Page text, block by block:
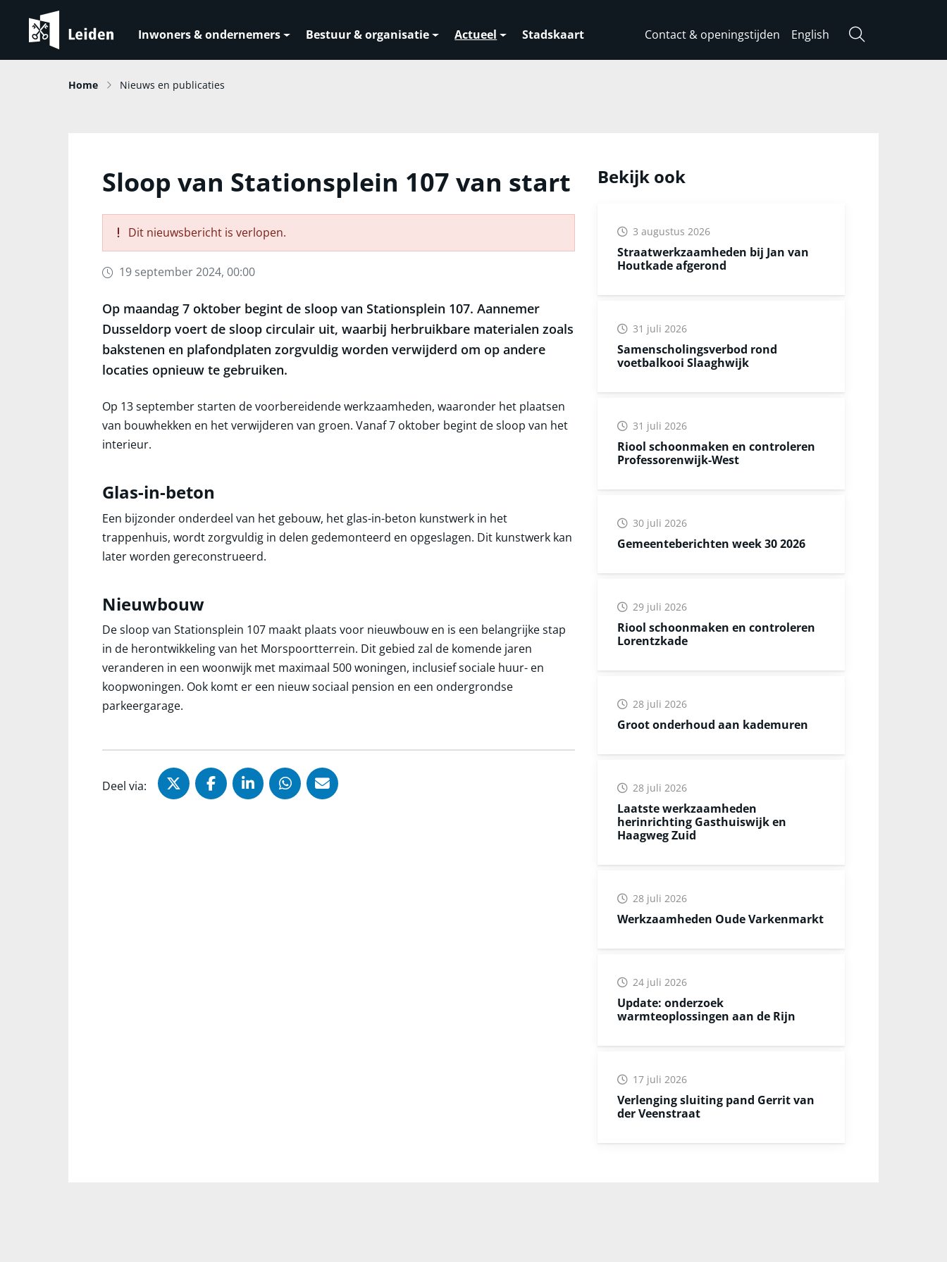
Inwoners & ondernemers Bestuur & organisatie Actueel Stadskaart Contact & openingstijden English Zoeken
Home Nieuws en publicaties
Sloop van Stationsplein 107 van start
Dit nieuwsbericht is verlopen.
19 september 2024, 00:00
Op maandag 7 oktober begint de sloop van Stationsplein 107. Aannemer
Dusseldorp voert de sloop circulair uit, waarbij herbruikbare materialen zoals
bakstenen en plafondplaten zorgvuldig worden verwijderd om op andere
locaties opnieuw te gebruiken.
Op 13 september starten de voorbereidende werkzaamheden, waaronder het plaatsen
van bouwhekken en het verwijderen van groen. Vanaf 7 oktober begint de sloop van het
interieur.
Glas-in-beton
Een bijzonder onderdeel van het gebouw, het glas-in-beton kunstwerk in het
trappenhuis, wordt zorgvuldig in delen gedemonteerd en opgeslagen. Dit kunstwerk kan
later worden gereconstrueerd.
Nieuwbouw
De sloop van Stationsplein 107 maakt plaats voor nieuwbouw en is een belangrijke stap
in de herontwikkeling van het Morspoortterrein. Dit gebied zal de komende jaren
veranderen in een woonwijk met maximaal 500 woningen, inclusief sociale huur- en
koopwoningen. Ook komt er een nieuw sociaal pension en een ondergrondse
parkeergarage.
Deel via: Deel via X (Twitter), opent in nieuw tabblad
Deel via Facebook, opent in nieuw tabblad
Deel via LinkedIn, opent in nieuw tabblad
Deel via WhatsApp, opent in nieuw tabblad
Deel via Mail, opent in nieuw tabblad
Bekijk ook
Straatwerkzaamheden bij Jan van
Houtkade afgerond
3 augustus 2026
Samenscholingsverbod rond
voetbalkooi Slaaghwijk
31 juli 2026
Riool schoonmaken en controleren
Professorenwijk-West
31 juli 2026
Gemeenteberichten week 30 2026
30 juli 2026
Riool schoonmaken en controleren
Lorentzkade
29 juli 2026
Groot onderhoud aan kademuren
28 juli 2026
Laatste werkzaamheden
herinrichting Gasthuiswijk en
Haagweg Zuid
28 juli 2026
Werkzaamheden Oude Varkenmarkt
28 juli 2026
Update: onderzoek
warmteoplossingen aan de Rijn
24 juli 2026
Verlenging sluiting pand Gerrit van
der Veenstraat
17 juli 2026